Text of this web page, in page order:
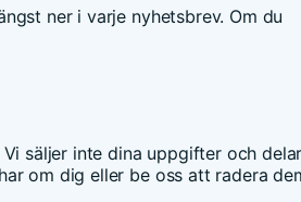
ner i varje nyhetsbrev. Om du
säljer inte dina uppgifter och
om dig eller be oss att radera